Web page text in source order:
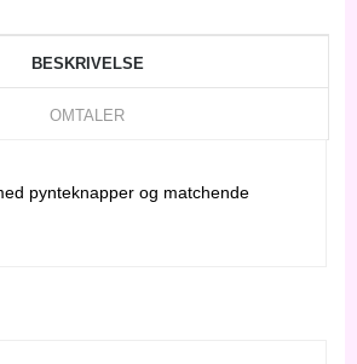
BESKRIVELSE
OMTALER
pynteknapper og matchende